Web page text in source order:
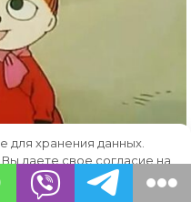
для хранения данных.
даете свое согласие на
OK